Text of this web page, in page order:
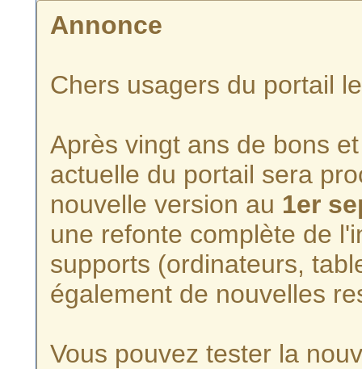
Annonce
Chers usagers du portail
Après vingt ans de bons
actuelle du portail sera
nouvelle version au 1er
une refonte complète de
supports (ordinateurs,
également de nouvelles
Vous pouvez tester la